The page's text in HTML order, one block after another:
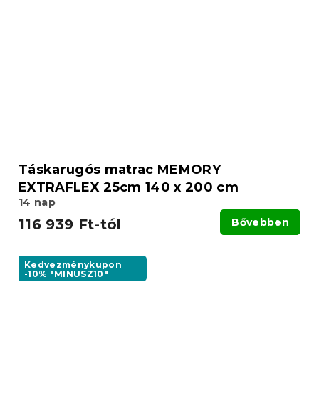
Táskarugós matrac MEMORY
EXTRAFLEX 25cm 140 x 200 cm
14 nap
116 939 Ft-tól Bővebben
Kedvezménykupon
-10% "MINUSZ10"